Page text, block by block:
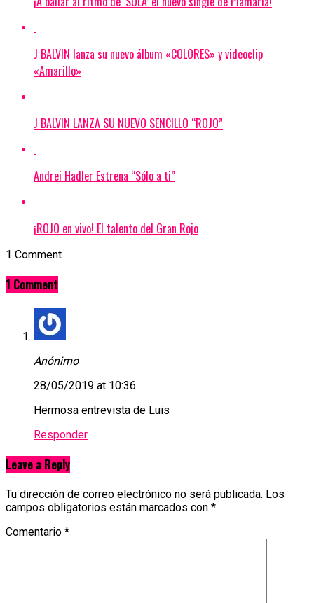
J BALVIN lanza su nuevo álbum «COLORES» y videoclip
«Amarillo»
J BALVIN LANZA SU NUEVO SENCILLO “ROJO”
Andrei Hadler Estrena “Sólo a ti”
¡ROJO en vivo! El talento del Gran Rojo
1 Comment
1 Comment
Anónimo
28/05/2019 at 10:36
Hermosa entrevista de Luis
Responder
Leave a Reply
Tu dirección de correo electrónico no será publicada. Los
campos obligatorios están marcados con *
Comentario *